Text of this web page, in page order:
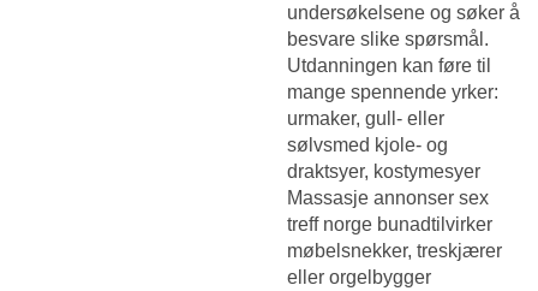
undersøkelsene og søker å
besvare slike spørsmål.
Utdanningen kan føre til
mange spennende yrker:
urmaker, gull- eller
sølvsmed kjole- og
draktsyer, kostymesyer
Massasje annonser sex
treff norge bunadtilvirker
møbelsnekker, treskjærer
eller orgelbygger